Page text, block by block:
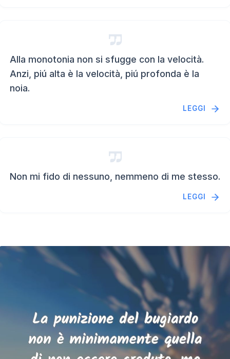
Alla monotonia non si sfugge con la velocità.
Anzi, piú alta è la velocità, piú profonda è la
noia.
LEGGI
Non mi fido di nessuno, nemmeno di me stesso.
LEGGI